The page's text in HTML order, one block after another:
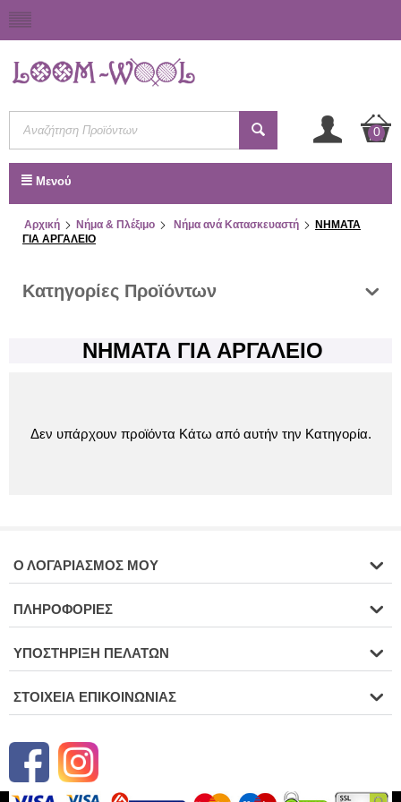
0
Μενού
Αρχική Νήμα & Πλέξιμο Νήμα ανά Κατασκευαστή
ΝΗΜΑΤΑ
ΓΙΑ ΑΡΓΑΛΕΙΟ
Κατηγορίες Προϊόντων
ΝΗΜΑΤΑ ΓΙΑ ΑΡΓΑΛΕΙΟ
Δεν υπάρχουν προϊόντα Κάτω από αυτήν την Κατηγορία.
Ο ΛΟΓΑΡΙΑΣΜΌΣ ΜΟΥ
ΠΛΗΡΟΦΟΡΊΕΣ
ΥΠΟΣΤΉΡΙΞΗ ΠΕΛΑΤΏΝ
ΣΤΟΙΧΕΊΑ ΕΠΙΚΟΙΝΩΝΊΑΣ